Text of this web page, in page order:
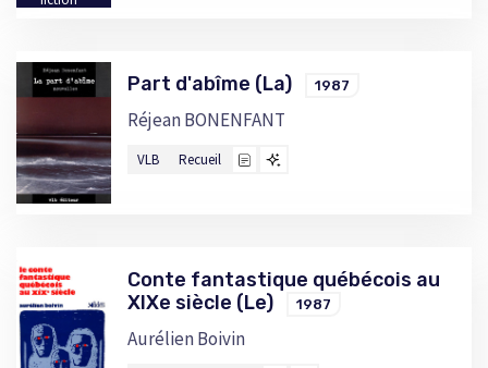
Part d'abîme (La) 1987
Réjean BONENFANT
VLB Recueil
Conte fantastique québécois au
XIXe siècle (Le)
1987
Aurélien Boivin